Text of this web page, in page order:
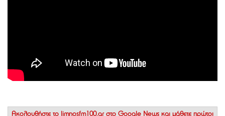
Ακολουθήστε το limnosfm100.gr στο Google News και μάθετε πρώτοι